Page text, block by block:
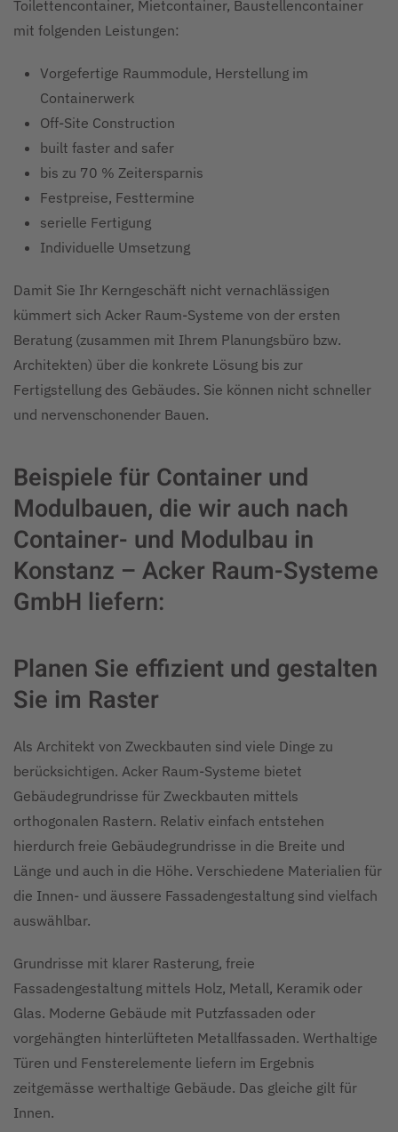
Toilettencontainer, Mietcontainer, Baustellencontainer
mit folgenden Leistungen:
Vorgefertige Raummodule, Herstellung im
Containerwerk
Off-Site Construction
built faster and safer
bis zu 70 % Zeitersparnis
Festpreise, Festtermine
serielle Fertigung
Individuelle Umsetzung
Damit Sie Ihr Kerngeschäft nicht vernachlässigen
kümmert sich Acker Raum-Systeme von der ersten
Beratung (zusammen mit Ihrem Planungsbüro bzw.
Architekten) über die konkrete Lösung bis zur
Fertigstellung des Gebäudes. Sie können nicht schneller
und nervenschonender Bauen.
Beispiele für Container und
Modulbauen, die wir auch nach
Container- und Modulbau in
Konstanz – Acker Raum-Systeme
GmbH liefern:
Planen Sie effizient und gestalten
Sie im Raster
Als Architekt von Zweckbauten sind viele Dinge zu
berücksichtigen. Acker Raum-Systeme bietet
Gebäudegrundrisse für Zweckbauten mittels
orthogonalen Rastern. Relativ einfach entstehen
hierdurch freie Gebäudegrundrisse in die Breite und
Länge und auch in die Höhe. Verschiedene Materialien für
die Innen- und äussere Fassadengestaltung sind vielfach
auswählbar.
Grundrisse mit klarer Rasterung, freie
Fassadengestaltung mittels Holz, Metall, Keramik oder
Glas. Moderne Gebäude mit Putzfassaden oder
vorgehängten hinterlüfteten Metallfassaden. Werthaltige
Türen und Fensterelemente liefern im Ergebnis
zeitgemässe werthaltige Gebäude. Das gleiche gilt für
Innen.